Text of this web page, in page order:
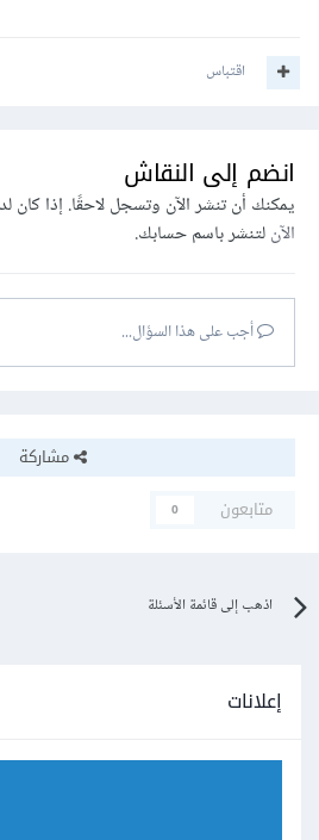
اقتباس
انضم إلى النقاش
يمكنك أن تنشر الآن وتسجل لاحقًا. إذا
الآنلتنشر باسم حسابك.
أجب على هذا السؤال...
مشاركة
متابعون
0
اذهب إلى قائمة الأسئلة
إعلانات